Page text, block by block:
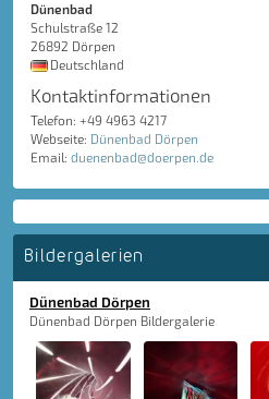
Dünenbad
Schulstraße 12
26892 Dörpen
Deutschland
Kontaktinformationen
Telefon: +49 4963 4217
Webseite: Dünenbad Dörpen
Email: duenenbad@doerpen.de
Bildergalerien
Dünenbad Dörpen
Dünenbad Dörpen Bildergalerie